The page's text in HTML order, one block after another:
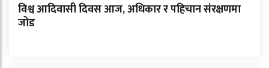
विश्व आदिवासी दिवस आज, अधिकार र पहिचान संरक्षणमा
जोड